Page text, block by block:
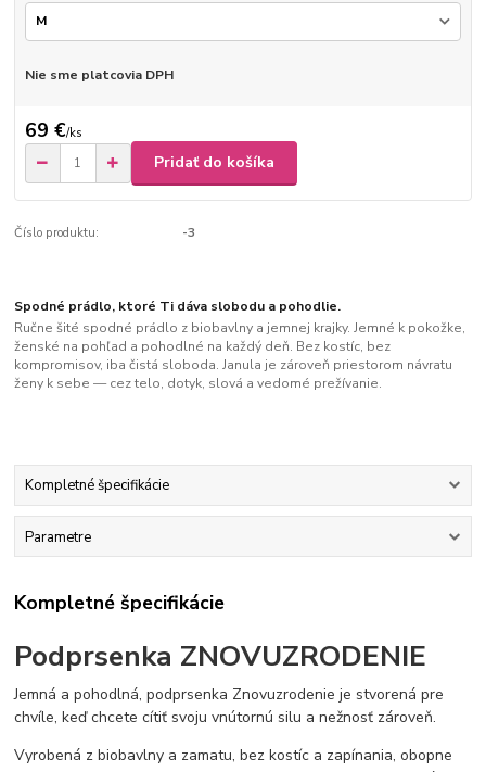
Nie sme platcovia DPH
69 €/ks
Pridať do košíka
Číslo produktu: -3
Spodné prádlo, ktoré Ti dáva slobodu a pohodlie.
Ručne šité spodné prádlo z biobavlny a jemnej krajky. Jemné k pokožke,
ženské na pohľad a pohodlné na každý deň. Bez kostíc, bez
kompromisov, iba čistá sloboda. Janula je zároveň priestorom návratu
ženy k sebe — cez telo, dotyk, slová a vedomé prežívanie.
Kompletné špecifikácie
Parametre
Kompletné špecifikácie
Podprsenka ZNOVUZRODENIE
Jemná a pohodlná, podprsenka Znovuzrodenie je stvorená pre
chvíle, keď chcete cítiť svoju vnútornú silu a nežnosť zároveň.
Vyrobená z biobavlny a zamatu, bez kostíc a zapínania, obopne